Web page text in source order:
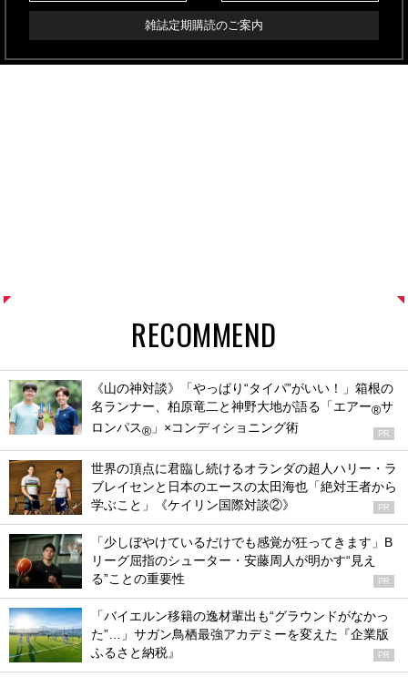
雑誌定期購読のご案内
RECOMMEND
《山の神対談》「やっぱり“タイパ”がいい！」箱根の
名ランナー、柏原竜二と神野大地が語る「エアー®サ
ロンパス® 」×コンディショニング術 PR
世界の頂点に君臨し続けるオランダの超人ハリー・ラ
ブレイセンと日本のエースの太田海也「絶対王者から
学ぶこと」《ケイリン国際対談②》
PR
「少しぼやけているだけでも感覚が狂ってきます」B
リーグ屈指のシューター・安藤周人が明かす“見え
る”ことの重要性
PR
「バイエルン移籍の逸材輩出も“グラウンドがなかっ
た”…」サガン鳥栖最強アカデミーを変えた『企業版
ふるさと納税』
PR